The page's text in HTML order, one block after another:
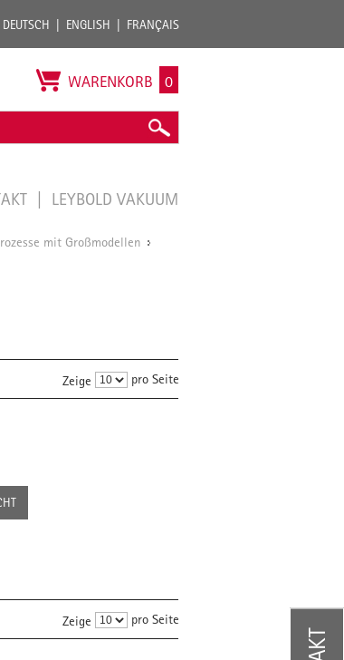
DEUTSCH ENGLISH FRANÇAIS
WARENKORB 0
LEYBOLD VAKUUM
mit Großmodellen /
Zeige pro Seite
Zeige pro Seite